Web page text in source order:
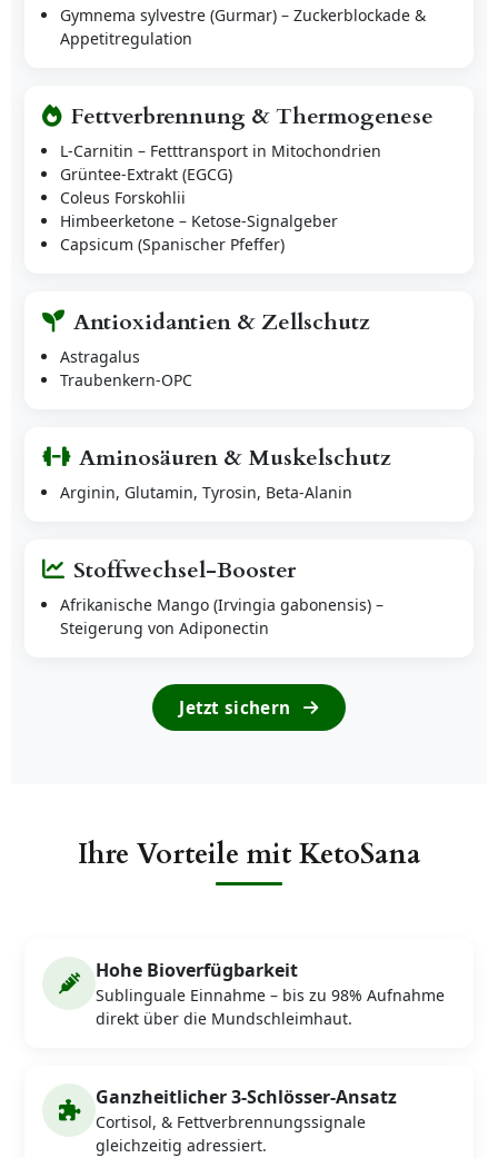
Gymnema sylvestre (Gurmar) – Zuckerblockade &
Appetitregulation
Fettverbrennung & Thermogenese
L-Carnitin – Fetttransport in Mitochondrien
Grüntee-Extrakt (EGCG)
Coleus Forskohlii
Himbeerketone – Ketose-Signalgeber
Capsicum (Spanischer Pfeffer)
Antioxidantien & Zellschutz
Astragalus
Traubenkern-OPC
Aminosäuren & Muskelschutz
Arginin, Glutamin, Tyrosin, Beta-Alanin
Stoffwechsel-Booster
Afrikanische Mango (Irvingia gabonensis) –
Steigerung von Adiponectin
Jetzt sichern
Ihre Vorteile mit KetoSana
Hohe Bioverfügbarkeit
Sublinguale Einnahme – bis zu 98% Aufnahme
direkt über die Mundschleimhaut.
Ganzheitlicher 3-Schlösser-Ansatz
Cortisol, & Fettverbrennungssignale
gleichzeitig adressiert.